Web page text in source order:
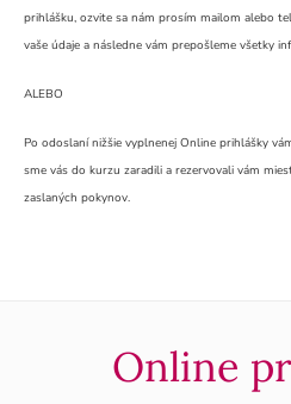
prihlášku, ozvite sa nám prosím mailom alebo
vaše údaje a následne vám prepošleme všetky
ALEBO
Po odoslaní nižšie vyplnenej Online prihlášky
sme vás do kurzu zaradili a rezervovali vám
zaslaných pokynov.
Online